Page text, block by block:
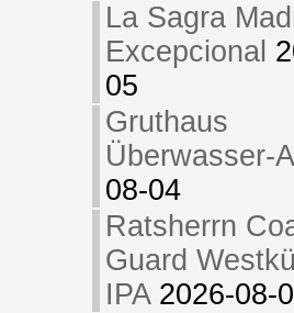
La Sagra
Excepcional
05
Gruthaus
Überwasser-
08-04
Ratsherrn
Guard
IPA 2026-08-